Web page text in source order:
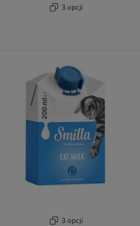
3 opcji
3 opcji